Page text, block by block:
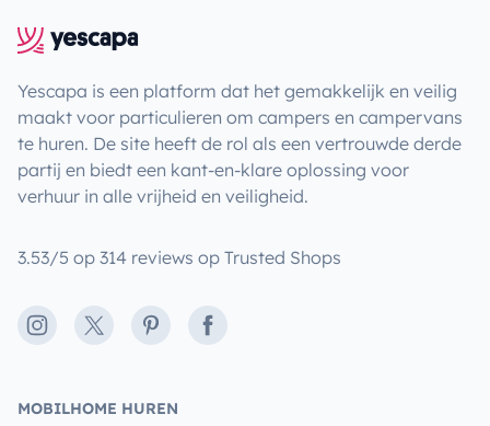
Yescapa is een platform dat het gemakkelijk en veilig
maakt voor particulieren om campers en campervans
te huren. De site heeft de rol als een vertrouwde derde
partij en biedt een kant-en-klare oplossing voor
verhuur in alle vrijheid en veiligheid.
3.53/5 op 314 reviews op Trusted Shops
Instagram
X PinterestFacebook
MOBILHOME HUREN